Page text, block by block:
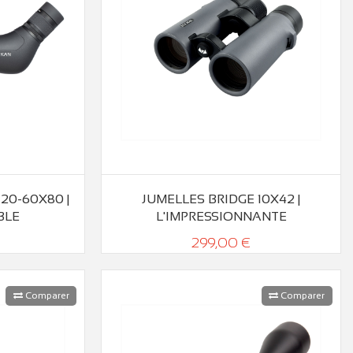
20-60X80 |
JUMELLES BRIDGE 10X42 |
L'IMPRESSIONNANTE
299,00 €
Comparer Comparer